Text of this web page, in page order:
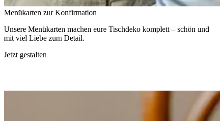
Menükarten zur Konfirmation
Unsere Menükarten machen eure Tischdeko komplett – schön und
mit viel Liebe zum Detail.
Jetzt gestalten